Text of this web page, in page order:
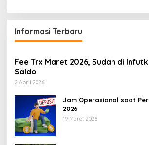
Informasi Terbaru
Fee Trx Maret 2026, Sudah di
Saldo
2 April 2026
Jam Operasional saat
2026
19 Maret 2026